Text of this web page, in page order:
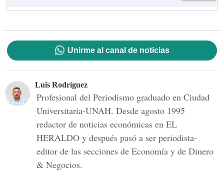
Unirme al canal de noticias
Luis Rodríguez
Profesional del Periodismo graduado en Ciudad
Universitaria-UNAH. Desde agosto 1995
redactor de noticias económicas en EL
HERALDO y después pasó a ser periodista-
editor de las secciones de Economía y de Dinero
& Negocios.